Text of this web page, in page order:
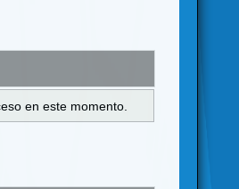
en este momento.